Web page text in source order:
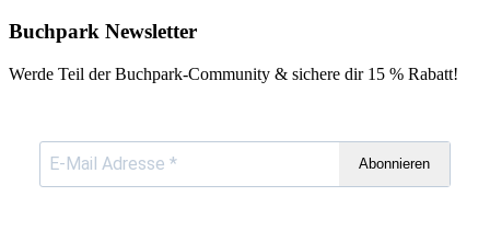
Buchpark Newsletter
Werde Teil der Buchpark-Community & sichere dir 15 % Rabatt!
Abonnieren